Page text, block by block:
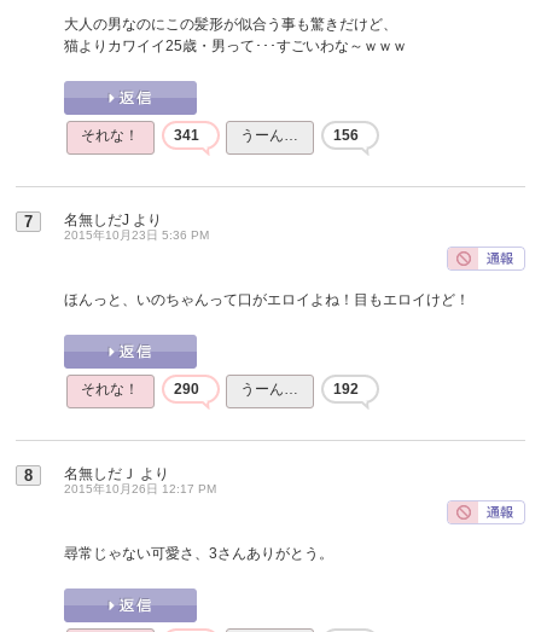
大人の男なのにこの髪形が似合う事も驚きだけど、
猫よりカワイイ25歳・男って･･･すごいわな～ｗｗｗ
それな！ 341 うーん… 156
7 名無しだJ より
2015年10月23日 5:36 PM
ほんっと、いのちゃんって口がエロイよね！目もエロイけど！
それな！ 290 うーん… 192
8 名無しだＪ より
2015年10月26日 12:17 PM
尋常じゃない可愛さ、3さんありがとう。